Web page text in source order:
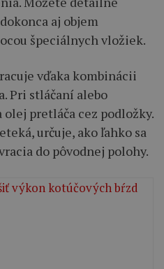
aj objem
špeciálnych vložiek.
vďaka kombinácii
Pri stláčaní alebo
pretláča cez podložky.
určuje, ako ľahko sa
do pôvodnej polohy.